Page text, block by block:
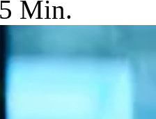
5 Min.